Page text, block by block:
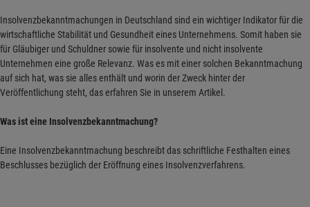
Insolvenzbekanntmachungen in Deutschland sind ein wichtiger Indikator für die
wirtschaftliche Stabilität und Gesundheit eines Unternehmens. Somit haben sie
für Gläubiger und Schuldner sowie für insolvente und nicht insolvente
Unternehmen eine große Relevanz. Was es mit einer solchen Bekanntmachung
auf sich hat, was sie alles enthält und worin der Zweck hinter der
Veröffentlichung steht, das erfahren Sie in unserem Artikel.
Was ist eine Insolvenzbekanntmachung?
Eine Insolvenzbekanntmachung beschreibt das schriftliche Festhalten eines
Beschlusses bezüglich der Eröffnung eines Insolvenzverfahrens.